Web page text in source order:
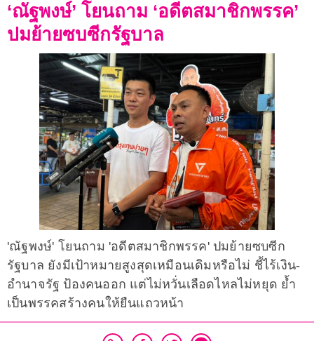
‘ณัฐพงษ์’ โยนถาม ‘อดีตสมาชิกพรรค’
ปมย้ายซบซีกรัฐบาล
'ณัฐพงษ์' โยนถาม 'อดีตสมาชิกพรรค' ปมย้ายซบซีก
รัฐบาล ยังมีเป้าหมายสูงสุดเหมือนเดิมหรือไม่ ชี้ไร้เงิน-
อำนาจรัฐ ป้องคนออก แต่ไม่หวั่นเลือดไหลไม่หยุด ย้ำ
เป็นพรรคสร้างคนให้ยืนแถวหน้า